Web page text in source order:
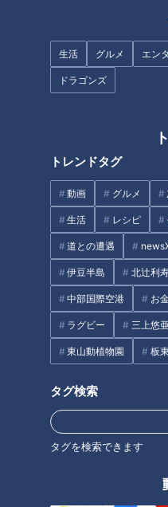
生活 グルメ エン
ドラゴンズ
トレンドタグ
動画 グルメ
生活 レシピ
道との遭遇
伊豆半島 北辻利
中部国際空港 お
ラグビー 三上悠亜
東山動植物園 板
タグ検索
タグを検索できます
そもそも、総理の解散権に
論がある。ここではそこに
れた1952年の、いわゆる抜
決めたら解散・総選挙とな
つまり、基本、国会が開い
でも解散総選挙はあり得る
る総選挙報道をしっかりと
も、いつ解散があってもい
ろんしている。
気になることは「予
ただ、このコロナ禍の真っ
済的影響を受けている中で
仮に解散総選挙が年内にあ
算編成と日本経済にどれほ